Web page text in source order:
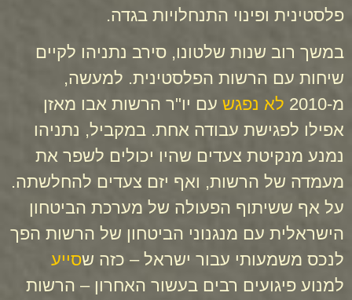
פלסטינית ופינוי התנחלויות בגדה.
במשך רוב שנות שלטונו, סירב נתניהו לקיים
שיחות עם הרשות הפלסטינית. למעשה,
מ-2010
לא נפגש עם יו"ר הרשות אבו מאזן
אפילו לפגישת עבודה אחת. במקביל, נתניהו
נמנע מנקיטת צעדים שהיו יכולים לשפר את
מעמדה של הרשות, ואף יזם צעדים להחלשתה.
על אף ששיתוף הפעולה של מערכת הביטחון
הישראלית עם מנגנוני הביטחון של הרשות הפך
לנכס משמעותי עבור ישראל – כזה שסייע
למנוע פיגועים רבים בעשור האחרון – הרשות